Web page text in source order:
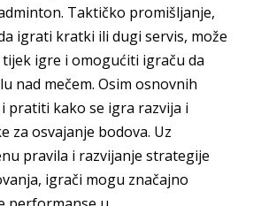
Taktičko promišljanje,
igrati kratki ili dugi servis, može
igre i omogućiti igraču da
nad mečem. Osim osnovnih
pratiti kako se igra razvija i
za osvajanje bodova. Uz
pravila i razvijanje strategije
igrači mogu značajno